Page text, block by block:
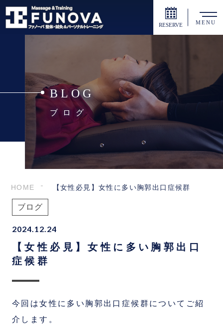
RESERVE MENU
BLOG
ブログ
HOME 【女性必見】女性に多い胸郭出口症候群
ブログ
2024.12.24
【女性必見】女性に多い胸郭出口
症候群
今回は女性に多い胸郭出口症候群についてご紹
介します。